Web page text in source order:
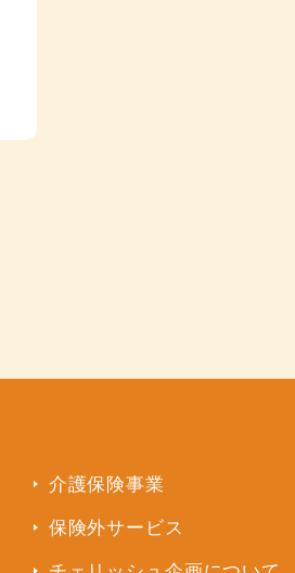
介護保険事業
保険外サービス